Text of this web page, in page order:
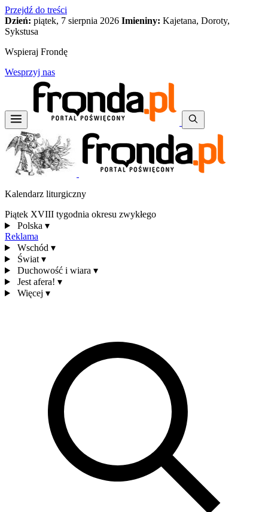
Przejdź do treści
Dzień: piątek, 7 sierpnia 2026 Imieniny: Kajetana, Doroty,
Sykstusa
Wspieraj Frondę
Wesprzyj nas
Kalendarz liturgiczny
Piątek XVIII tygodnia okresu zwykłego
Polska ▾
Reklama
Wschód ▾
Świat ▾
Duchowość i wiara ▾
Jest afera! ▾
Więcej ▾